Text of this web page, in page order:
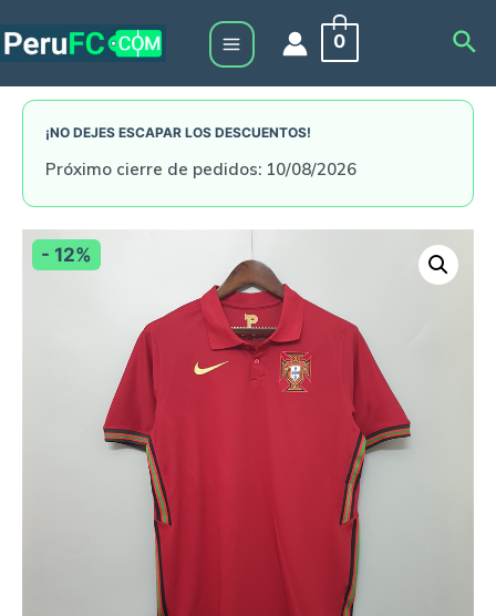
to
Main
Menu
0
¡NO DEJES ESCAPAR LOS DESCUENTOS!
Próximo cierre de pedidos: 10/08/2026
- 12%